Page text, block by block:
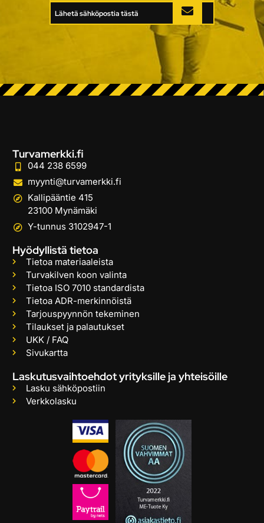
Lähetä sähköpostia tästä
Turvamerkki.fi
044 238 6599
myynti@turvamerkki.fi
Kallipääntie 415
23100 Mynämäki
Y-tunnus 3102947-1
Hyödyllistä tietoa
Tietoa materiaaleista
Turvakilven koon valinta
Tietoa ISO 7010 standardista
Tietoa ADR-merkinnöistä
Tarjouspyynnön tekeminen
Tilaukset ja palautukset
UKK / FAQ
Sivukartta
Laskutusvaihtoehdot yrityksille ja yhteisöille
Lasku sähköpostiin
Verkkolasku